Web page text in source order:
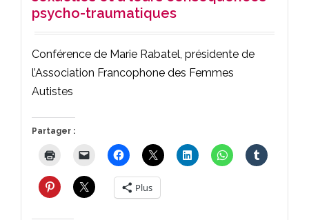
psycho-traumatiques
Conférence de Marie Rabatel, présidente de
l’Association Francophone des Femmes
Autistes
Partager :
Plus